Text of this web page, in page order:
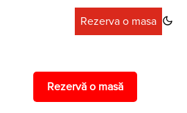
Rezerva o masa
Rezervă o masă